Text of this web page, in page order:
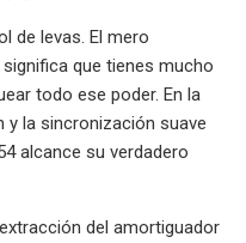
de levas. El mero
que tienes mucho
todo ese poder. En la
y la sincronización suave
alcance su verdadero
del amortiguador